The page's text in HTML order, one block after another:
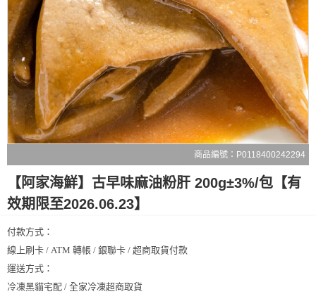
商品編號：P0118400242294
【阿家海鮮】古早味麻油粉肝 200g±3%/包【有
效期限至2026.06.23】
付款方式：
線上刷卡 / ATM 轉帳 / 銀聯卡 / 超商取貨付款
運送方式：
冷凍黑貓宅配 / 全家冷凍超商取貨